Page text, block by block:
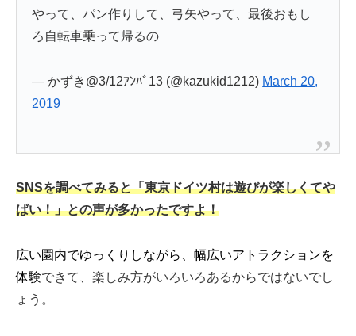
やって、パン作りして、弓矢やって、最後おもし
ろ自転車乗って帰るの
— かずき@3/12ｱﾝﾊﾞ13 (@kazukid1212) March 20,
2019
SNSを調べてみると「東京ドイツ村は遊びが楽しくてや
ばい！」との声が多かったですよ！
広い園内でゆっくりしながら、幅広いアトラクションを
体験できて、楽しみ方がいろいろあるからではないでし
ょう。